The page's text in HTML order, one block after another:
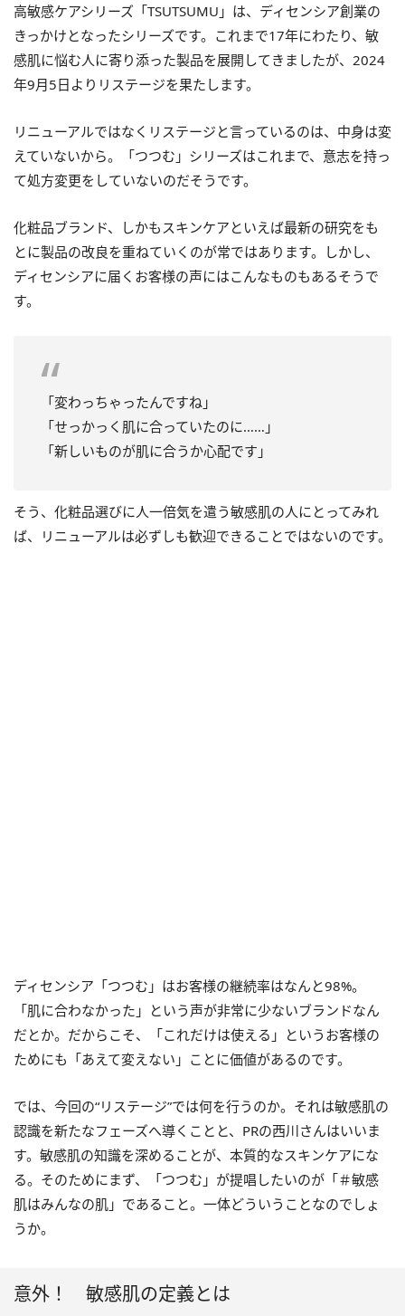
高敏感ケアシリーズ「TSUTSUMU」は、ディセンシア創業の
きっかけとなったシリーズです。これまで17年にわたり、敏
感肌に悩む人に寄り添った製品を展開してきましたが、2024
年9月5日よりリステージを果たします。
リニューアルではなくリステージと言っているのは、中身は変
えていないから。「つつむ」シリーズはこれまで、意志を持っ
て処方変更をしていないのだそうです。
化粧品ブランド、しかもスキンケアといえば最新の研究をも
とに製品の改良を重ねていくのが常ではあります。しかし、
ディセンシアに届くお客様の声にはこんなものもあるそうで
す。
「変わっちゃったんですね」
「せっかっく肌に合っていたのに……」
「新しいものが肌に合うか心配です」
そう、化粧品選びに人一倍気を遣う敏感肌の人にとってみれ
ば、リニューアルは必ずしも歓迎できることではないのです。
ディセンシア「つつむ」はお客様の継続率はなんと98%。
「肌に合わなかった」という声が非常に少ないブランドなん
だとか。だからこそ、「これだけは使える」というお客様の
ためにも「あえて変えない」ことに価値があるのです。
では、今回の“リステージ”では何を行うのか。それは敏感肌の
認識を新たなフェーズへ導くことと、PRの西川さんはいいま
す。敏感肌の知識を深めることが、本質的なスキンケアにな
る。そのためにまず、「つつむ」が提唱したいのが「＃敏感
肌はみんなの肌」であること。一体どういうことなのでしょ
うか。
意外！ 敏感肌の定義とは